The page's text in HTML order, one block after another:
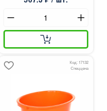
Код: 17132
Спеццена